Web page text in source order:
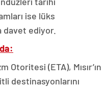
ise lüks
davet ediyor.
Otoritesi (ETA), Mısır’ın
destinasyonlarını